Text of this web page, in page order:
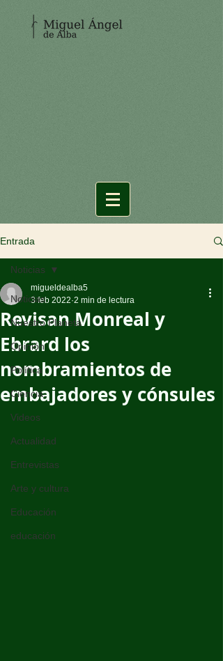
Entrada
Noticias
Nuestro Planeta
Opinión
Política
Ciencia
Videos
Actualidad
Entrevistas
Arte y cultura
Educación
educación
Noticias
Revisan Monreal y
Ebrard los
nombramientos de
embajadores y cónsules
migueldealba5
3 feb 2022 2 min de lectura